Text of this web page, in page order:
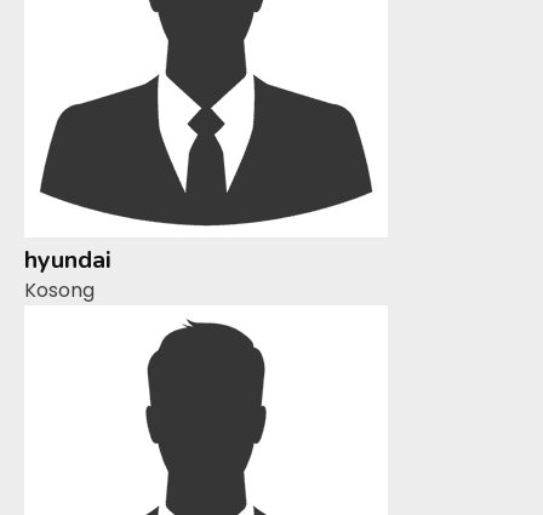
hyundai
Kosong